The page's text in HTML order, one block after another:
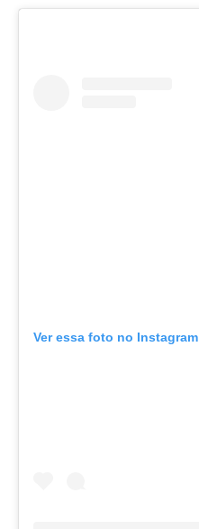
Ver essa foto no Instagram